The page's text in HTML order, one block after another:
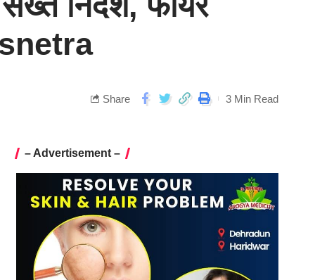
Share 3 Min Read
– Advertisement –